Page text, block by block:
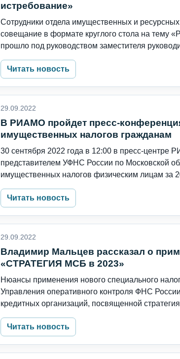
истребование»
Сотрудники отдела имущественных и
совещание в формате круглого стола на тему
прошло под руководством заместителя
Читать новость
29.09.2022
В РИАМО пройдет пресс-
имущественных налогов гражданам
30 сентября 2022 года в 12:00 в пресс-центре
представителем УФНС России по Московской
имущественных налогов физическим лицам за
Читать новость
29.09.2022
Владимир Мальцев рассказал о
«СТРАТЕГИЯ МСБ в 2023»
Нюансы применения нового специального
Управления оперативного контроля ФНС
кредитных организаций, посвященной
Читать новость